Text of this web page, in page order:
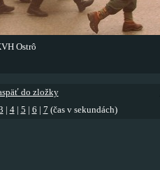
Ostrô
do zložky
4| 5 6 7 (čas v sekundách)